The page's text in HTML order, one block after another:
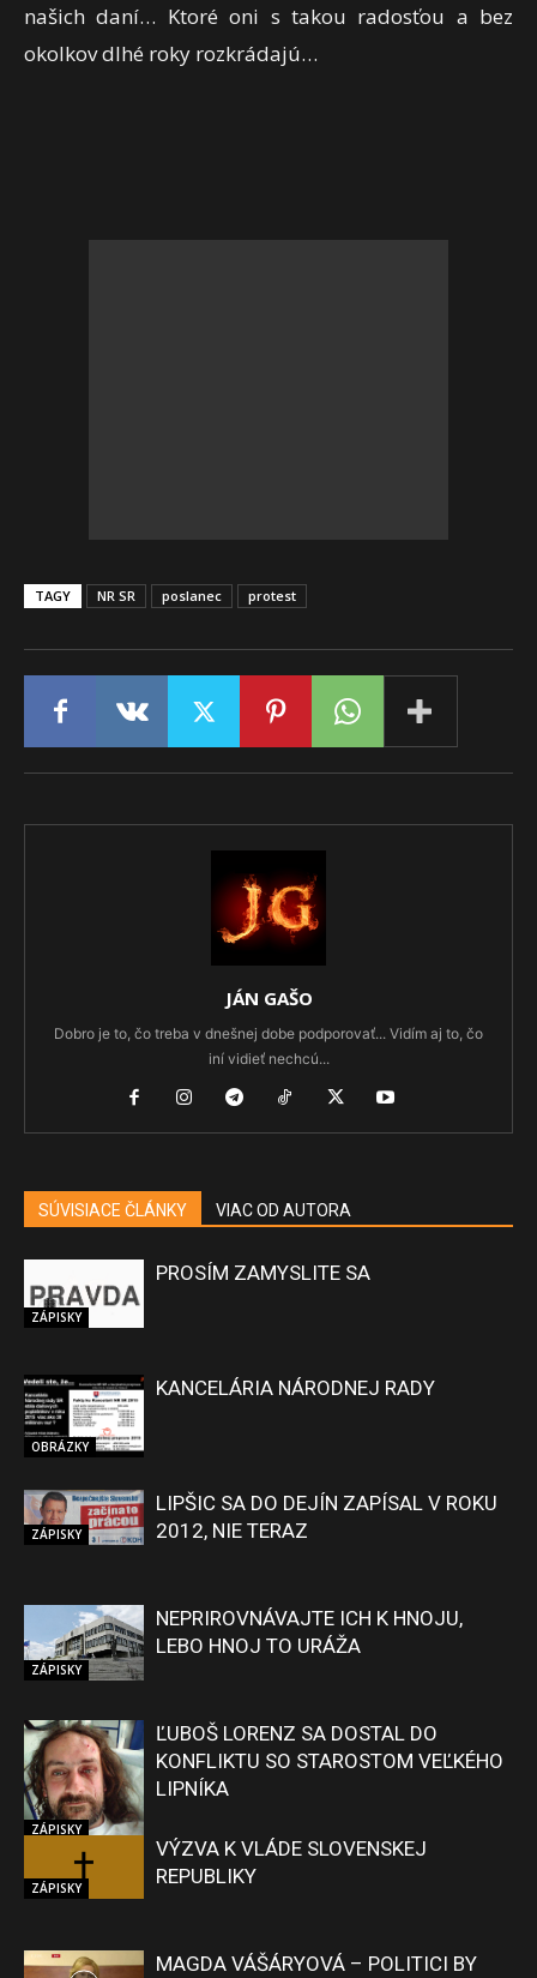
našich daní… Ktoré oni s takou radosťou a bez
okolkov dlhé roky rozkrádajú…
TAGY NR SR poslanec protest
JÁN GAŠO
Dobro je to, čo treba v dnešnej dobe podporovať... Vidím aj to, čo
iní vidieť nechcú...
SÚVISIACE ČLÁNKY VIAC OD AUTORA
ZÁPISKY
PROSÍM ZAMYSLITE SA
OBRÁZKY
KANCELÁRIA NÁRODNEJ RADY
ZÁPISKY
LIPŠIC SA DO DEJÍN ZAPÍSAL V ROKU
2012, NIE TERAZ
ZÁPISKY
NEPRIROVNÁVAJTE ICH K HNOJU,
LEBO HNOJ TO URÁŽA
ZÁPISKY
ĽUBOŠ LORENZ SA DOSTAL DO
KONFLIKTU SO STAROSTOM VEĽKÉHO
LIPNÍKA
ZÁPISKY
VÝZVA K VLÁDE SLOVENSKEJ
REPUBLIKY
MAGDA VÁŠÁRYOVÁ – POLITICI BY